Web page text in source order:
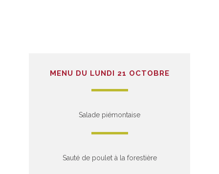
MENU DU LUNDI 21 OCTOBRE
Salade piémontaise
Sauté de poulet à la forestière